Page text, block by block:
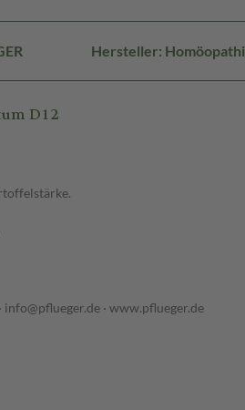
Hersteller:
D12
· www.pflueger.de